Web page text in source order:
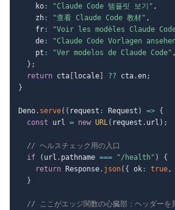
    ko
: "Claude Code 템플릿 보기" ,
    zh
: "查看 Claude Code 教材" ,
    fr
: "Voir les modèles Claude
    de
: "Claude Code Vorlagen
    pt
: "Ver modelos de Claude Code" ,
} ;
return cta locale ?? cta.en;
}
Deno. serve( ( request : Request ) => {
const url = new URL( request . url ) ;
// ヘルスチェック用の入口
if
( url . pathname === "/health" )
{
return Response. json( { ok : true,
}
// ここがエッジ関数の心臓部：ヘッダーを